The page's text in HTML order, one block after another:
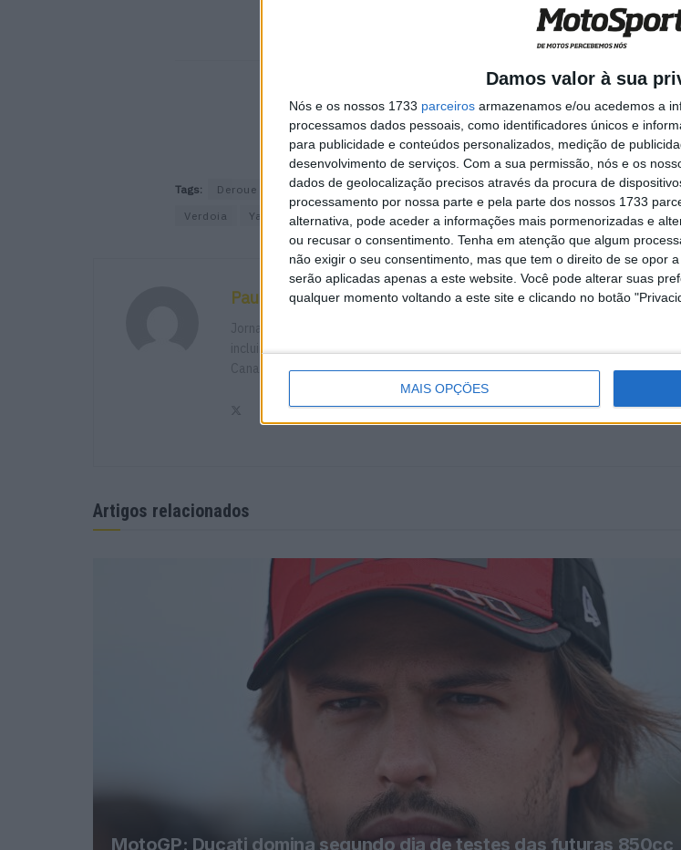
Damos valor à sua
Nós e os nossos 1733 parceiros armazenamos e/ou acedemos a
processamos dados pessoais, como identificadores únicos e
para publicidade e conteúdos personalizados, medição de
desenvolvimento de serviços. Com a sua permissão, nós e os
dados de geolocalização precisos através da procura de
processamento por nossa parte e pela parte dos nossos 1733
alternativa, pode aceder a informações mais pormenorizadas e
ou recusar o consentimento. Tenha em atenção que algum
não exigir o seu consentimento, mas que tem o direito de se opor
serão aplicadas apenas a este website. Você pode alterar suas
qualquer momento voltando a este site e clicando no botão
MAIS OPÇÕES
Tags: Deroue Grupo B Honda Kawasaki KTM Perez Quinet
Verdoia
Yamaha
Paulo Araújo
Jornalista especialista de velocidade, MotoGP e SBK com mais de 36 anos de
incluindo Imprensa, Radio e TV e trabalhos publicados no Reino Unido, Irlanda,
Canadá e Brasil além de Portugal
Artigos relacionados
MotoGP: Ducati domina segundo dia de testes das futuras 850cc